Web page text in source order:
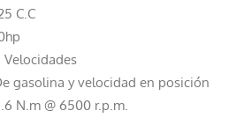
C.C
Velocidades
gasolina y velocidad en posición
N.m @ 6500 r.p.m.